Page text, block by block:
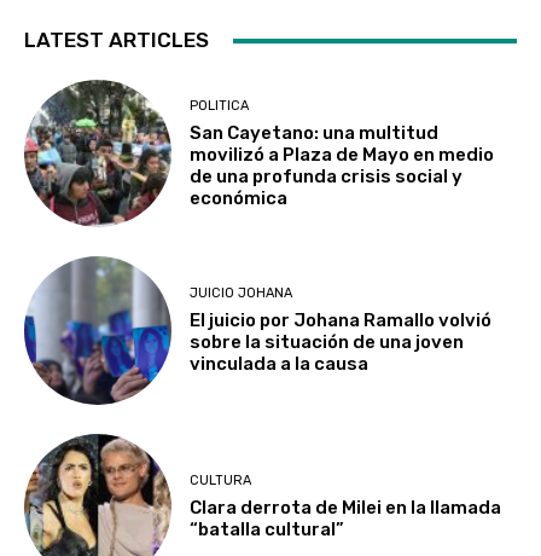
LATEST ARTICLES
POLITICA
San Cayetano: una multitud
movilizó a Plaza de Mayo en medio
de una profunda crisis social y
económica
JUICIO JOHANA
El juicio por Johana Ramallo volvió
sobre la situación de una joven
vinculada a la causa
CULTURA
Clara derrota de Milei en la llamada
“batalla cultural”